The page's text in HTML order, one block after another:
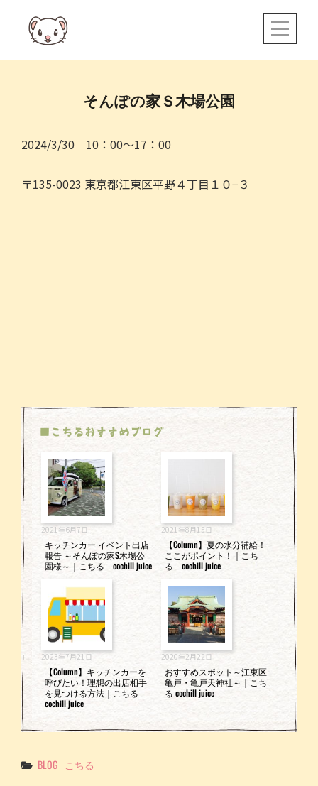
content
そんぽの家Ｓ木場公園
2024/3/30 10：00～17：00
〒135-0023 東京都江東区平野４丁目１０−３
■こちるおすすめブログ
2021年6月7日
キッチンカー イベント出店
報告 ～そんぽの家S木場公
園様～｜こちる cochill juice
2021年8月15日
【Column】夏の水分補給！
ここがポイント！｜こち
る cochill juice
2023年7月21日
【Column】キッチンカーを
呼びたい！理想の出店相手
を見つける方法｜こちる
cochill juice
2020年2月22日
おすすめスポット～江東区
亀戸・亀戸天神社～｜こち
る cochill juice
Categories
BLOG こちる
ナ
ゲ